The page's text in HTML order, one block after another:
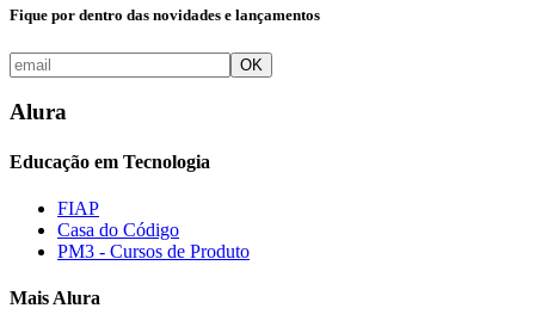
Fique por dentro das novidades e lançamentos
OK
Alura
Educação em Tecnologia
FIAP
Casa do Código
PM3 - Cursos de Produto
Mais Alura